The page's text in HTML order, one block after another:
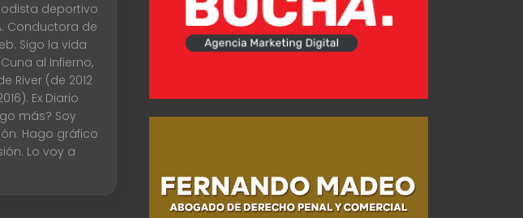
deportivo
Conductora de
Sigo la vida
al Infierno,
River (de 2012
Ex Diario
más? Soy
Hago gráfico
Lo voy a